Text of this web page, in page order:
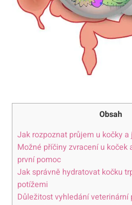
Obsah
Jak rozpoznat ⁣průjem ​u kočky
Možné ‌příčiny⁢ zvracení u koček
první pomoc
Jak ‌správně‌ hydratovat kočku
potížemi
Důležitost vyhledání veterinární